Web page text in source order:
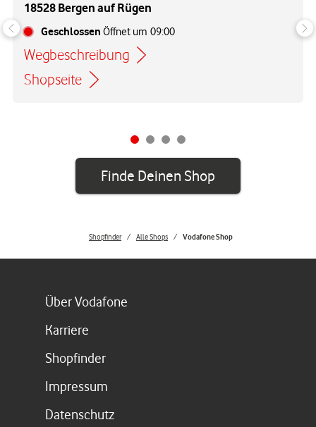
18528 Bergen auf Rügen
Geschlossen Öffnet um 09:00
Wegbeschreibung
Link öffnet in einem neuen Tab
Shopseite
Finde Deinen Shop
Shopfinder Alle Shops Vodafone Shop
Über Vodafone
Karriere
ShopfinderLink öffnet in einem neuen Tab
Impressum
Datenschutz